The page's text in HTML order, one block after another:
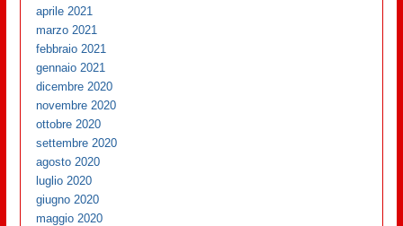
aprile 2021
marzo 2021
febbraio 2021
gennaio 2021
dicembre 2020
novembre 2020
ottobre 2020
settembre 2020
agosto 2020
luglio 2020
giugno 2020
maggio 2020